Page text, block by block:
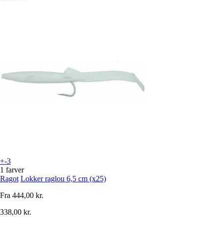
+-3
1 farver
Ragot Lokker raglou 6,5 cm (x25)
Fra 444,00 kr.
338,00 kr.